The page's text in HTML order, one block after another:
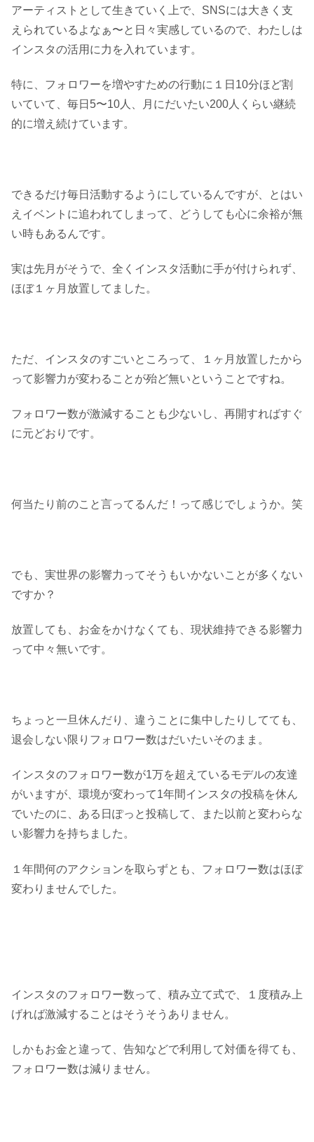
アーティストとして生きていく上で、SNSには大きく支
えられているよなぁ〜と日々実感しているので、わたしは
インスタの活用に力を入れています。
特に、フォロワーを増やすための行動に１日10分ほど割
いていて、毎日5〜10人、月にだいたい200人くらい継続
的に増え続けています。
できるだけ毎日活動するようにしているんですが、とはい
えイベントに追われてしまって、どうしても心に余裕が無
い時もあるんです。
実は先月がそうで、全くインスタ活動に手が付けられず、
ほぼ１ヶ月放置してました。
ただ、インスタのすごいところって、１ヶ月放置したから
って影響力が変わることが殆ど無いということですね。
フォロワー数が激減することも少ないし、再開すればすぐ
に元どおりです。
何当たり前のこと言ってるんだ！って感じでしょうか。笑
でも、実世界の影響力ってそうもいかないことが多くない
ですか？
放置しても、お金をかけなくても、現状維持できる影響力
って中々無いです。
ちょっと一旦休んだり、違うことに集中したりしてても、
退会しない限りフォロワー数はだいたいそのまま。
インスタのフォロワー数が1万を超えているモデルの友達
がいますが、環境が変わって1年間インスタの投稿を休ん
でいたのに、ある日ぽっと投稿して、また以前と変わらな
い影響力を持ちました。
１年間何のアクションを取らずとも、フォロワー数はほぼ
変わりませんでした。
インスタのフォロワー数って、積み立て式で、１度積み上
げれば激減することはそうそうありません。
しかもお金と違って、告知などで利用して対価を得ても、
フォロワー数は減りません。